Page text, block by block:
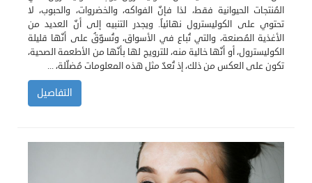
المُنتجات الحيوانية فقط، لذا فإنّ الفواكه، والخضروات، والحبوب، لا
تحتوي على الكوليسترول نهائياً. ويجدر التنبيه إلى أنّ العديد من
الأغذية المُصنعة، والتي تُباع في الأسواق، وتُسوّقُ على أنّها قليلة
الكوليسترول، أو أنّها خالية منه، للترويج لها بأنّها من الأطعمة الصحية،
تكون على العكس من ذلك، إذ تُعدّ مثل هذه المعلومات مُضلّلة، ...
التفاصيل